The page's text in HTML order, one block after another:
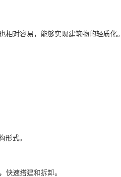
对容易，能够实现建筑物的轻质化。
形式。
快速搭建和拆卸。